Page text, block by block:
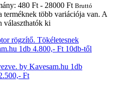
480 Ft - 28000 Ft Bruttó
terméknek több variációja van. A
választhatók ki